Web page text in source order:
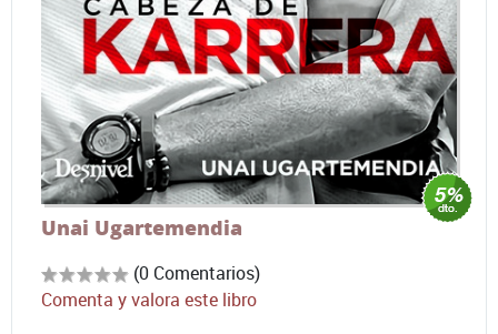
Unai Ugartemendia
(0 Comentarios)
Comenta y valora este libro